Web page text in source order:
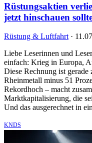
Rüstungsaktien
jetzt hinschauen
Rüstung & Luftfahrt ·
Liebe Leserinnen und
einfach: Krieg in Europa,
Diese Rechnung ist
Rheinmetall minus 51
Rekordhoch – macht
Marktkapitalisierung, die
Und das ausgerechnet in
KNDS